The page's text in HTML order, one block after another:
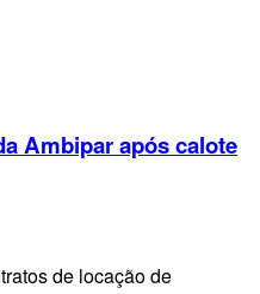
Ambipar após calote
de locação de